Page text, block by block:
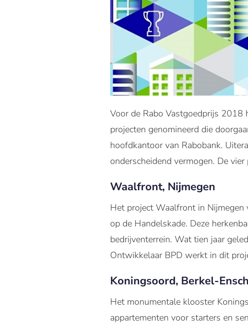
Voor de Rabo Vastgoedprijs 2018
projecten genomineerd die
hoofdkantoor van Rabobank.
onderscheidend vermogen. De
Waalfront, Nijmegen
Het project Waalfront in
op de Handelskade. Deze
bedrijventerrein. Wat tien jaar
Ontwikkelaar BPD werkt in dit
Koningsoord, Berkel-
Het monumentale klooster
appartementen voor starters en